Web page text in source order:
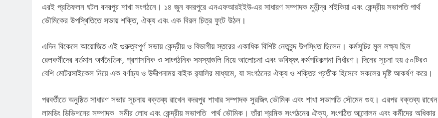
এরই প্রতিফলন ঘটল বদরপুর শাখা সংগঠনে। ১৪ জুন বদরপুরে এনএফআরইইউ-এর সাধারণ সম্পাদক মুনীন্দ্র শইকিয়া এবং কেন্দ্রীয় সভাপতি পার্থ
ভৌমিকের উপস্থিতিতে সভায় শক্তি, ঐক্য এবং এক বিরল চিত্র ফুটে উঠল।
এদিন বিকেলে আয়োজিত এই গুরুত্বপূর্ণ সভায় কেন্দ্রীয় ও বিভাগীয় স্তরের একাধিক বিশিষ্ট নেতৃবৃন্দ উপস্থিত ছিলেন। কর্মসূচির মূল লক্ষ্য ছিল
রেলকর্মীদের বর্তমান অর্থনৈতিক, প্রশাসনিক ও সাংগঠনিক সমস্যাগুলি নিয়ে আলোচনা এবং ভবিষ্যৎ কর্মপরিকল্পনা নির্ধারণ। দিনের সূচনা হয় ৫০টিরও
বেশি মোটরসাইকেল নিয়ে এক বর্ণাঢ্য ও উদ্দীপনাময় বাইক র‍্যালির মাধ্যমে, যা সংগঠনের ঐক্য ও শক্তির প্রতীক হিসেবে সকলের দৃষ্টি আকর্ষণ করে।
পরবর্তীতে অনুষ্ঠিত সাধারণ সভার সূচনায় বক্তব্য রাখেন বদরপুর শাখার সম্পাদক সুরজিৎ ভৌমিক এবং শাখা সভাপতি সৌমেন গুহ। এরপর বক্তব্য রাখেন
লামডিং ডিভিশনের সম্পাদক সমীর লোধ এবং কেন্দ্রীয় সভাপতি পার্থ ভৌমিক। তাঁরা শ্রমিক সংগঠনের ঐক্য, সংগঠিত আন্দোলন এবং কর্মীদের অধিকার